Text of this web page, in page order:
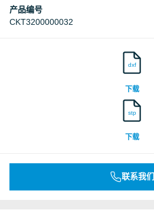
产品编号
CKT3200000032
dxf
下载
stp
下载
联系我们